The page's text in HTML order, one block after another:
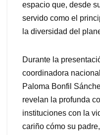
espacio que, desde
servido como el
la diversidad del
Durante la
coordinadora
Paloma Bonfil
revelan la profunda
instituciones con la
cariño cómo su